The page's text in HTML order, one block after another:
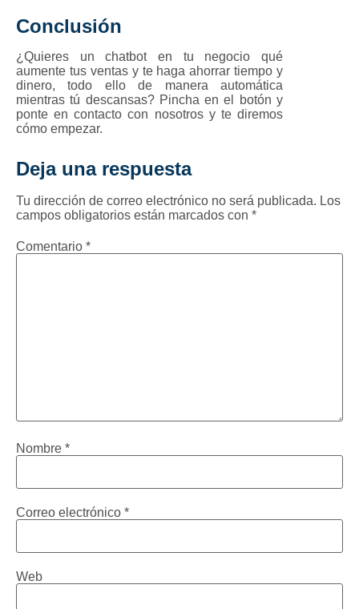
Conclusión
¿Quieres un chatbot en tu negocio qué
aumente tus ventas y te haga ahorrar tiempo y
dinero, todo ello de manera automática
mientras tú descansas? Pincha en el botón y
ponte en contacto con nosotros y te diremos
cómo empezar.
Deja una respuesta
Tu dirección de correo electrónico no será publicada. Los
campos obligatorios están marcados con *
Comentario *
Nombre *
Correo electrónico *
Web